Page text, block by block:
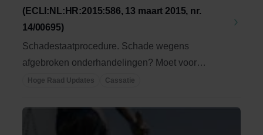
(ECLI:NL:HR:2015:586, 13 maart 2015, nr.
14/00695)
Schadestaatprocedure. Schade wegens
afgebroken onderhandelingen? Moet voor
vergoeding van ...
Hoge Raad Updates Cassatie